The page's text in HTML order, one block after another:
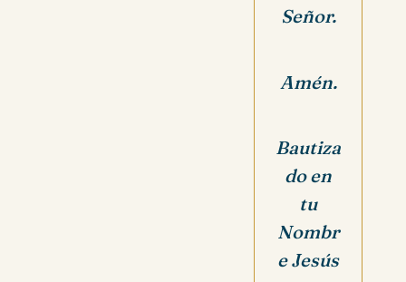
Señor.
Amén.
Bautiza
do en
tu
Nombr
e Jesús